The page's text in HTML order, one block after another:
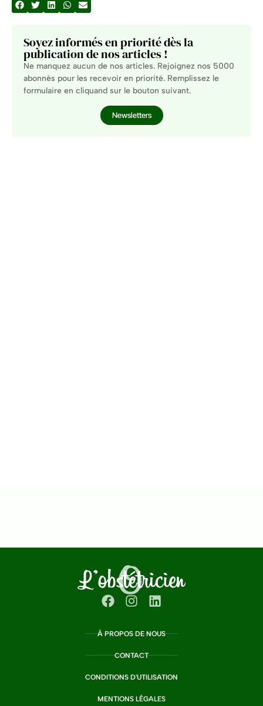
Soyez informés en priorité dès la
publication de nos articles !
Ne manquez aucun de nos articles. Rejoignez nos 5000
abonnés pour les recevoir en priorité. Remplissez le
formulaire en cliquand sur le bouton suivant.
Newsletters
À PROPOS DE NOUS
CONTACT
CONDITIONS D'UTILISATION
MENTIONS LÉGALES